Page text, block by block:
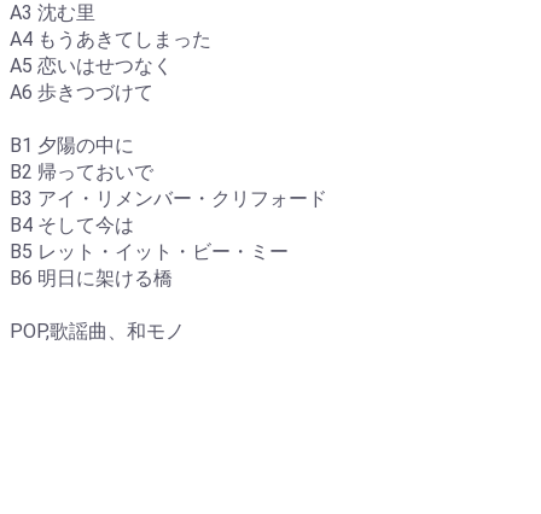
A3 沈む里
A4 もうあきてしまった
A5 恋いはせつなく
A6 歩きつづけて
B1 夕陽の中に
B2 帰っておいで
B3 アイ・リメンバー・クリフォード
B4 そして今は
B5 レット・イット・ビー・ミー
B6 明日に架ける橋
POP,歌謡曲、和モノ